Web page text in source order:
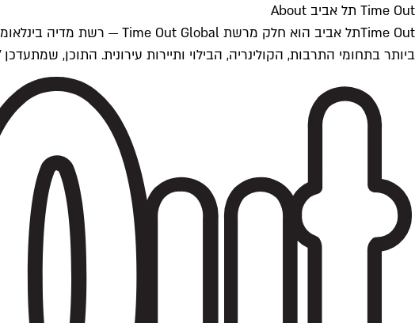
Time Out תל אביב About
ביותר בתחומי התרבות, הקולינריה, הבילוי ותיירות עירונית. התוכן, שמתעדכן 24/7, נכתב ונערך על ידי צוות עיתונאים מקצועי מקומי בישראל, בהתאם לסטנדרטים של Time Out העולמית.